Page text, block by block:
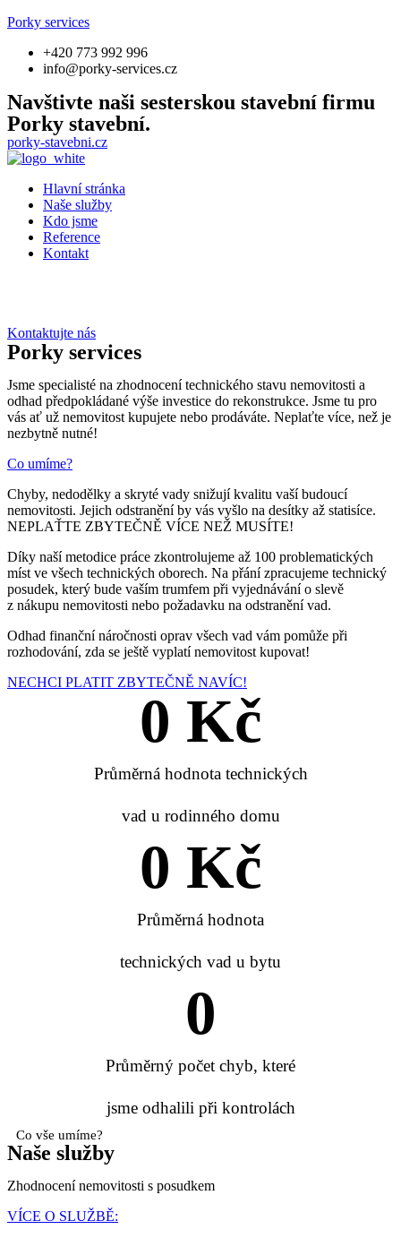
Porky services
+420 773 992 996
info@porky-services.cz
Navštivte naši sesterskou stavební firmu
Porky stavební.
porky-stavebni.cz
Hlavní stránka
Naše služby
Kdo jsme
Reference
Kontakt
Kontaktujte nás
Porky services
Jsme specialisté na zhodnocení technického stavu nemovitosti a
odhad předpokládané výše investice do rekonstrukce. Jsme tu pro
vás ať už nemovitost kupujete nebo prodáváte. Neplaťte více, než je
nezbytně nutné!
Co umíme?
Chyby, nedodělky a skryté vady snižují kvalitu vaší budoucí
nemovitosti. Jejich odstranění by vás vyšlo na desítky až statisíce.
NEPLAŤTE ZBYTEČNĚ VÍCE NEŽ MUSÍTE!
Díky naší metodice práce zkontrolujeme až 100 problematických
míst ve všech technických oborech. Na přání zpracujeme technický
posudek, který bude vaším trumfem při vyjednávání o slevě
z nákupu nemovitosti nebo požadavku na odstranění vad.
Odhad finanční náročnosti oprav všech vad vám pomůže při
rozhodování, zda se ještě vyplatí nemovitost kupovat!
NECHCI PLATIT ZBYTEČNĚ NAVÍC!
0 Kč
Průměrná hodnota technických
vad u rodinného domu
0 Kč
Průměrná hodnota
technických vad u bytu
0
Průměrný počet chyb, které
jsme odhalili při kontrolách
Co vše umíme?
Naše služby
Zhodnocení nemovitosti s posudkem
VÍCE O SLUŽBĚ: